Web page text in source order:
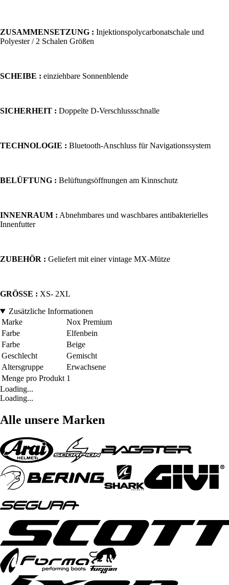
ZUSAMMENSETZUNG : Injektionspolycarbonatschale und
Polyester / 2 Schalen Größen
SCHEIBE : einziehbare Sonnenblende
SICHERHEIT : Doppelte D-Verschlussschnalle
TECHNOLOGIE : Bluetooth-Anschluss für Navigationssystem
BELÜFTUNG : Belüftungsöffnungen am Kinnschutz
INNENRAUM : Abnehmbares und waschbares antibakterielles
Innenfutter
ZUBEHÖR : Geliefert mit einer vintage MX-Mütze
GRÖSSE : XS- 2XL
Zusätzliche Informationen
Marke
Nox Premium
Farbe
Elfenbein
Farbe
Beige
Geschlecht
Gemischt
Altersgruppe
Erwachsene
Menge pro Produkt 1
Loading...
Loading...
Alle unsere Marken